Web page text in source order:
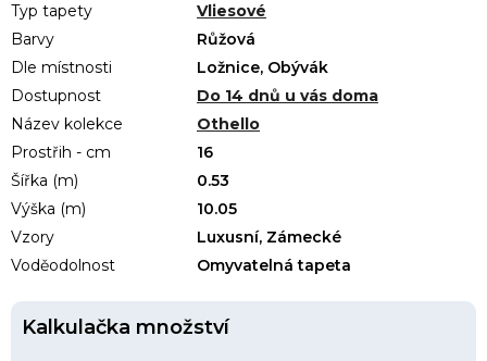
Typ tapety
Vliesové
Barvy
Růžová
Dle místnosti
Ložnice, Obývák
Dostupnost
Do 14 dnů u vás doma
Název kolekce
Othello
Prostřih - cm
16
Šířka (m)
0.53
Výška (m)
10.05
Vzory
Luxusní, Zámecké
Voděodolnost
Omyvatelná tapeta
Kalkulačka množství